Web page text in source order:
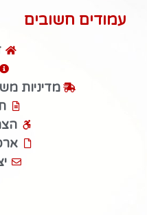
עמודים חשובים
מדיניות